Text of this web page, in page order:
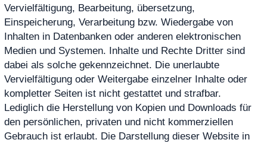
Vervielfältigung, Bearbeitung, übersetzung,
Einspeicherung, Verarbeitung bzw. Wiedergabe von
Inhalten in Datenbanken oder anderen elektronischen
Medien und Systemen. Inhalte und Rechte Dritter sind
dabei als solche gekennzeichnet. Die unerlaubte
Vervielfältigung oder Weitergabe einzelner Inhalte oder
kompletter Seiten ist nicht gestattet und strafbar.
Lediglich die Herstellung von Kopien und Downloads für
den persönlichen, privaten und nicht kommerziellen
Gebrauch ist erlaubt. Die Darstellung dieser Website in